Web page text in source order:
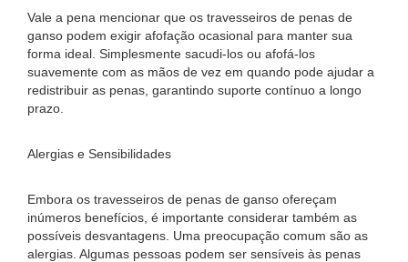
Vale a pena mencionar que os travesseiros de penas de
ganso podem exigir afofação ocasional para manter sua
forma ideal. Simplesmente sacudi-los ou afofá-los
suavemente com as mãos de vez em quando pode ajudar a
redistribuir as penas, garantindo suporte contínuo a longo
prazo.
Alergias e Sensibilidades
Embora os travesseiros de penas de ganso ofereçam
inúmeros benefícios, é importante considerar também as
possíveis desvantagens. Uma preocupação comum são as
alergias. Algumas pessoas podem ser sensíveis às penas